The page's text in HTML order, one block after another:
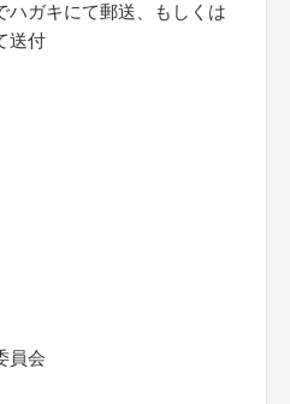
ハガキにて郵送、もしくは
送付
員会